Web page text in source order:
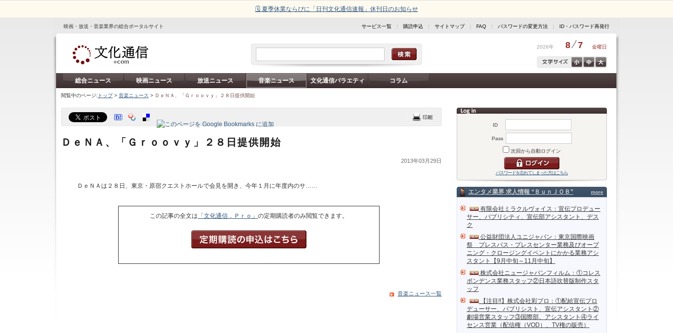
🗓️ 夏季休業ならびに「日刊文化通信速報」休刊日のお知らせ
映画・放送・音楽業界の総合ポータルサイト サービス一覧 | 購読申込 | サイトマップ| FAQ | パスワードの変更方法 | ID・パスワード再発行
2026年 8 7 金曜日
総合ニュース 映画ニュース 放送ニュース 音楽ニュース 文化通信バラエティ コラム
閲覧中のページ: トップ> 音楽ニュース > ＤｅＮＡ、「Ｇｒｏｏｖｙ」２８日提供開始
ID
Pass
次回から自動ログイン
パスワードを忘れてしまった方はこちら
more
エンタメ業界 求人情報 “ＢｕｎＪＯＢ”
有限会社ミラクルヴォイス：宣伝プロデュー
サー、パブリシティ、宣伝部アシスタント、デス
ク
公益財団法人ユニジャパン：東京国際映画
祭 プレスパス・プレスセンター業務及びオープ
ニング・クロージングイベントにかかる業務アシ
スタント【9月中旬～11月中旬】
株式会社ニュージャパンフィルム：①コレス
ポンデンス業務スタッフ②日本語吹替版制作スタ
ッフ
【注目!!】株式会社彩プロ：①配給宣伝プロ
デューサー、パブリシスト、宣伝アシスタント②
劇場営業スタッフ③国際部、アシスタント④ライ
センス営業（配信権（VOD）、TV権の販売）
ＤｅＮＡ、「Ｇｒｏｏｖｙ」２８日提供開始
2013年03月29日
ＤｅＮＡは２８日、東京・原宿クエストホールで会見を開き、今年１月に年度内のサ……
この記事の全文は 「文化通信．Ｐｒｏ」 の定期購読者のみ閲覧できます。
音楽ニュース一覧